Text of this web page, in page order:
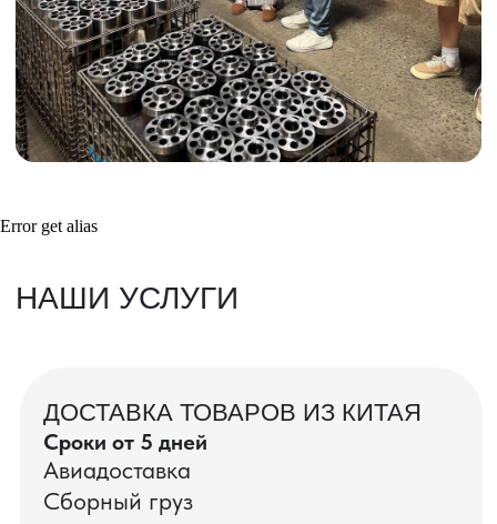
Error get alias
с поставщиком
Инспекция поставщика
Товары для маркетплейсов
Получить консультацию
Посмотреть отгрузки
ВАШИ ЗАКАЗЫ
проверок товаров, работы склада,
упаковки и отправки оптовых партий